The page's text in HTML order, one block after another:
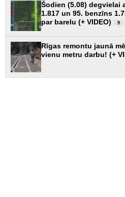
Šodien (5.08) degvielai
1.817 un 95. benzīns
par barelu (+ VIDEO)
9
Rīgas remontu jaunā
vienu metru darbu! (+